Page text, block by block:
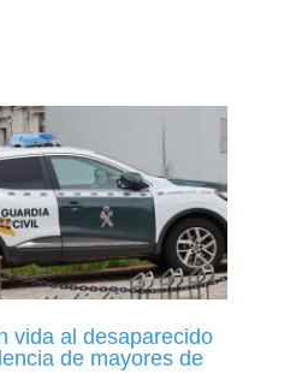
vida al desaparecido
de mayores de